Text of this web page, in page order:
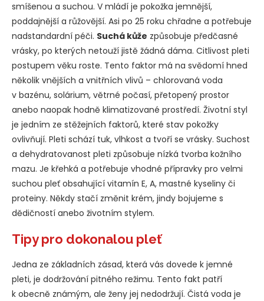
smíšenou a suchou. V mládí je pokožka jemnější,
poddajnější a růžovější. Asi po 25 roku chřadne a potřebuje
nadstandardní péči. Suchá kůže způsobuje předčasné
vrásky, po kterých netouží jistě žádná dáma. Citlivost pleti
postupem věku roste. Tento faktor má na svědomí hned
několik vnějších a vnitřních vlivů – chlorovaná voda
v bazénu, solárium, větrné počasí, přetopený prostor
anebo naopak hodně klimatizované prostředí. Životní styl
je jedním ze stěžejních faktorů, které stav pokožky
ovlivňují. Pleti schází tuk, vlhkost a tvoří se vrásky. Suchost
a dehydratovanost pleti způsobuje nízká tvorba kožního
mazu. Je křehká a potřebuje vhodné přípravky pro velmi
suchou pleť obsahující vitamín E, A, mastné kyseliny či
proteiny. Někdy stačí změnit krém, jindy bojujeme s
dědičností anebo životním stylem.
Tipy pro dokonalou pleť
Jedna ze základních zásad, která vás dovede k jemné
pleti, je dodržování pitného režimu. Tento fakt patří
k obecně známým, ale ženy jej nedodržují. Čistá voda je